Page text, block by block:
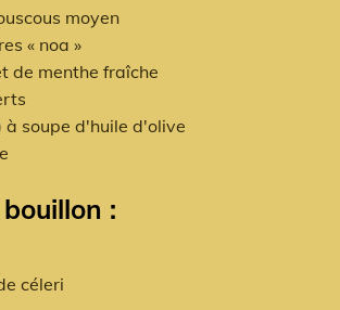
moyen
« noa »
de menthe fraîche
à soupe d'huile d'olive
:
céleri